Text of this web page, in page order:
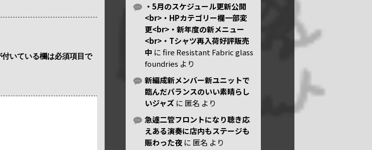
付いている欄は必須項目で
・5月のスケジュール更新公開
<br>・HPカテゴリー欄一部変
更<br>・新年度の新メニュー
<br>・Tシャツ再入荷好評販売
中 にfire Resistant Fabric glass
foundries より
新編成新メンバー新ユニットで
臨んだバランスのいい素晴らし
いジャズ に 匿名 より
急遽二管フロントになり聴き応
えある演奏に店内もステージも
賑わった夜 に 匿名 より